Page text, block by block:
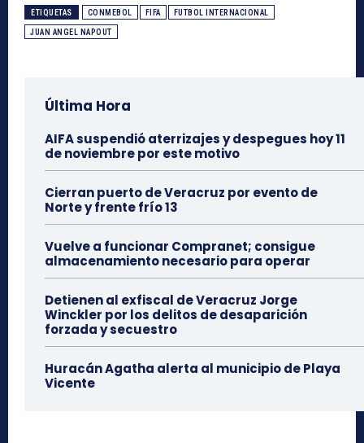
ETIQUETAS CONMEBOL FIFA FUTBOL INTERNACIONAL
JUAN ANGEL NAPOUT
Última Hora
AIFA suspendió aterrizajes y despegues hoy 11
de noviembre por este motivo
Cierran puerto de Veracruz por evento de
Norte y frente frío 13
Vuelve a funcionar Compranet; consigue
almacenamiento necesario para operar
Detienen al exfiscal de Veracruz Jorge
Winckler por los delitos de desaparición
forzada y secuestro
Huracán Agatha alerta al municipio de Playa
Vicente